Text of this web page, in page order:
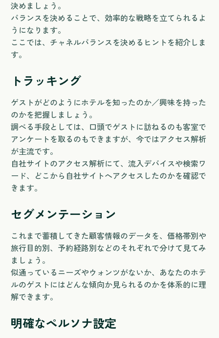
決めましょう。
バランスを決めることで、効率的な戦略を立てられるよ
うになります。
ここでは、チャネルバランスを決めるヒントを紹介しま
す。
トラッキング
ゲストがどのようにホテルを知ったのか／興味を持った
のかを把握しましょう。
調べる手段としては、口頭でゲストに訪ねるのも客室で
アンケートを取るのもできますが、今ではアクセス解析
が主流です。
自社サイトのアクセス解析にて、流入デバイスや検索ワ
ード、どこから自社サイトへアクセスしたのかを確認で
きます。
セグメンテーション
これまで蓄積してきた顧客情報のデータを、価格帯別や
旅行目的別、予約経路別などのそれぞれで分けて見てみ
ましょう。
似通っているニーズやウォンツがないか、あなたのホテ
ルのゲストにはどんな傾向か見られるのかを体系的に理
解できます。
明確なペルソナ設定